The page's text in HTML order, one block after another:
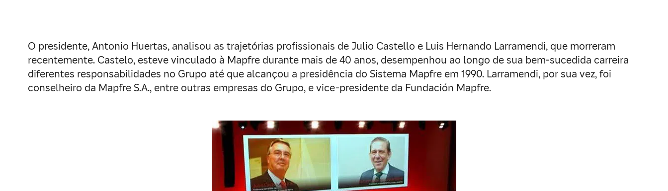
O presidente, Antonio Huertas, analisou as trajetórias profissionais de Julio Castello e Luis Hernando Larramendi, que morreram
recentemente. Castelo, esteve vinculado à Mapfre durante mais de 40 anos, desempenhou ao longo de sua bem-sucedida carreira
diferentes responsabilidades no Grupo até que alcançou a presidência do Sistema Mapfre em 1990. Larramendi, por sua vez, foi
conselheiro da Mapfre S.A., entre outras empresas do Grupo, e vice-presidente da Fundación Mapfre.